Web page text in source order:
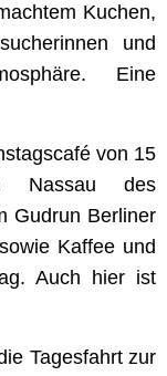
Kuchen,
und
Eine
von 15
des
Gudrun Berliner
Kaffee und
Auch hier ist
Tagesfahrt zur